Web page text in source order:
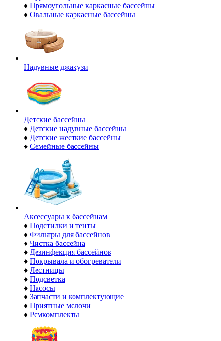
♦ Прямоугольные каркасные бассейны
♦ Овальные каркасные бассейны
Надувные джакузи
Детские бассейны
♦ Детские надувные бассейны
♦ Детские жесткие бассейны
♦ Семейные бассейны
Аксессуары к бассейнам
♦ Подстилки и тенты
♦ Фильтры для бассейнов
♦ Чистка бассейна
♦ Дезинфекция бассейнов
♦ Покрывала и обогреватели
♦ Лестницы
♦ Подсветка
♦ Насосы
♦ Запчасти и комплектующие
♦ Приятные мелочи
♦ Ремкомплекты